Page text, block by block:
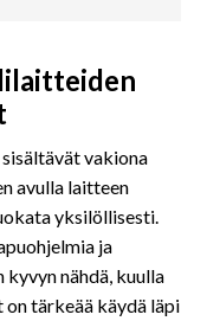
vakiona
avulla laitteen
yksilöllisesti.
ja
nähdä, kuulla
tärkeää käydä läpi